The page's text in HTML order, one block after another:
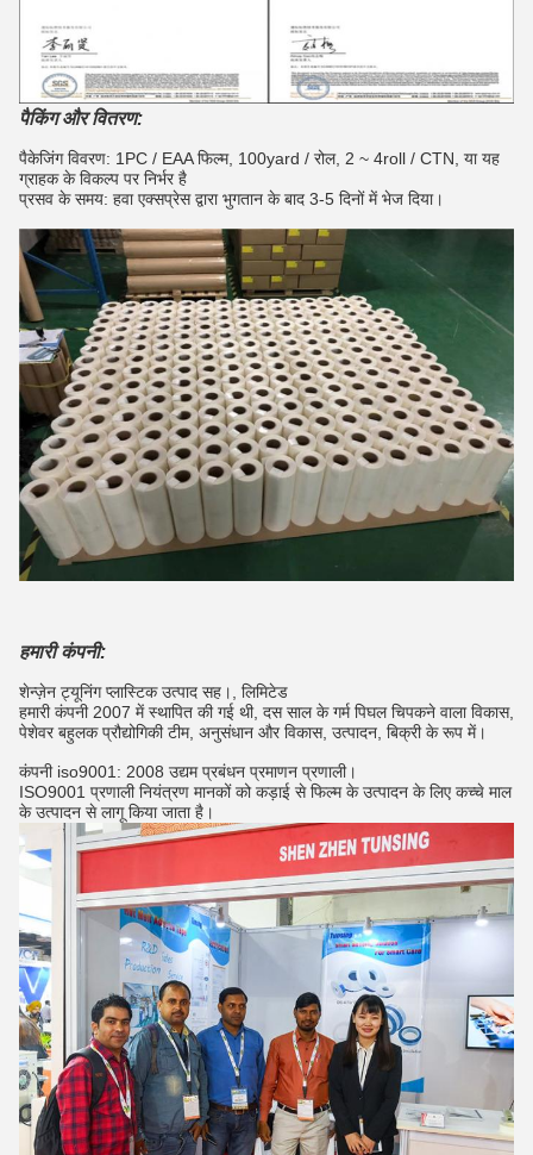
पैकिंग और वितरण:
पैकेजिंग विवरण: 1PC / EAA फिल्म, 100yard / रोल, 2 ~ 4roll / CTN, या यह
ग्राहक के विकल्प पर निर्भर है
प्रसव के समय: हवा एक्सप्रेस द्वारा भुगतान के बाद 3-5 दिनों में भेज दिया।
हमारी कंपनी:
शेन्ज़ेन ट्यूनिंग प्लास्टिक उत्पाद सह।, लिमिटेड
हमारी कंपनी 2007 में स्थापित की गई थी, दस साल के गर्म पिघल चिपकने वाला विकास,
पेशेवर बहुलक प्रौद्योगिकी टीम, अनुसंधान और विकास, उत्पादन, बिक्री के रूप में।
कंपनी iso9001: 2008 उद्यम प्रबंधन प्रमाणन प्रणाली।
ISO9001 प्रणाली नियंत्रण मानकों को कड़ाई से फिल्म के उत्पादन के लिए कच्चे माल
के उत्पादन से लागू किया जाता है।